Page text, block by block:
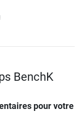
BenchK
pour votre